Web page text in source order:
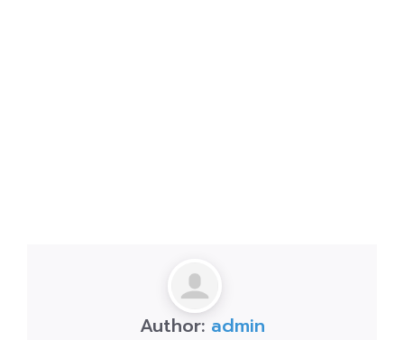
Author: admin